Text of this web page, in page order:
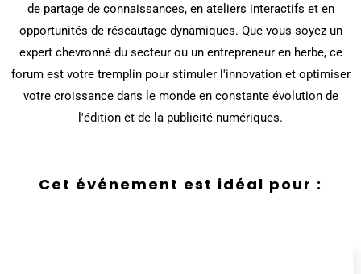
de partage de connaissances, en ateliers interactifs et en
opportunités de réseautage dynamiques. Que vous soyez un
expert chevronné du secteur ou un entrepreneur en herbe, ce
forum est votre tremplin pour stimuler l'innovation et optimiser
votre croissance dans le monde en constante évolution de
l'édition et de la publicité numériques.
Cet événement est idéal pour :